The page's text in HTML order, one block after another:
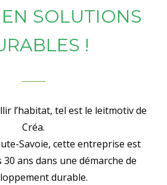
SOLUTIONS
!
l’habitat, tel est le leitmotiv de
Créa.
Savoie, cette entreprise est
ans dans une démarche de
durable.